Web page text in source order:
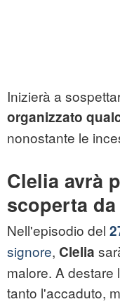
Inizierà a
organizzato
nonostante le
Clelia avrà
scoperta
Nell'episodio del
signore, Clelia
malore. A
tanto l'accaduto,